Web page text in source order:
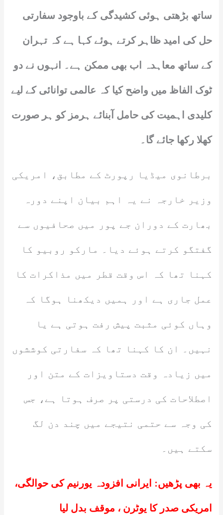
ساتھ بڑھتی ہوئی کشیدگی کے باوجود سفارتی
حل کی امید ظاہر کرتے ہوئے کہا ہے کہ تہران
کے ساتھ معاہدہ اب بھی ممکن ہے۔ انہوں نے دو
ٹوک الفاظ میں واضح کیا کہ عالمی توانائی کے لیے
کلیدی اہمیت کی حامل آبنائے ہرمز کو ہر صورت
کھلا رکھا جائے گا۔
برطانوی میڈیا رپورٹ کے مطابق، امریکی
وزیر خارجہ نے یہ اہم بیان اپنے دورہ
بھارت کے دوران جے پور میں صحافیوں سے
گفتگو کرتے ہوئے دیا۔ مارکو روبیو کا
کہنا تھا کہ اس وقت قطر میں مذاکرات کا
عمل جاری ہے اور ہمیں دیکھنا ہوگا کہ
وہاں کوئی مثبت پیش رفت ہوتی ہے یا
نہیں۔ ان کا کہنا تھا کہ سفارتی کوششوں
میں زیادہ وقت دستاویزات کے متن اور
اصطلاحات کی درستی پر صرف ہوتا ہے، جس
کی وجہ سے حتمی نتیجے میں چند دن لگ
سکتے ہیں۔
یہ بھی پڑھیں: ایرانی افزودہ یورنیم کی حوالگی،
امریکی صدر کا یوٹرن ، موقف بدل لیا